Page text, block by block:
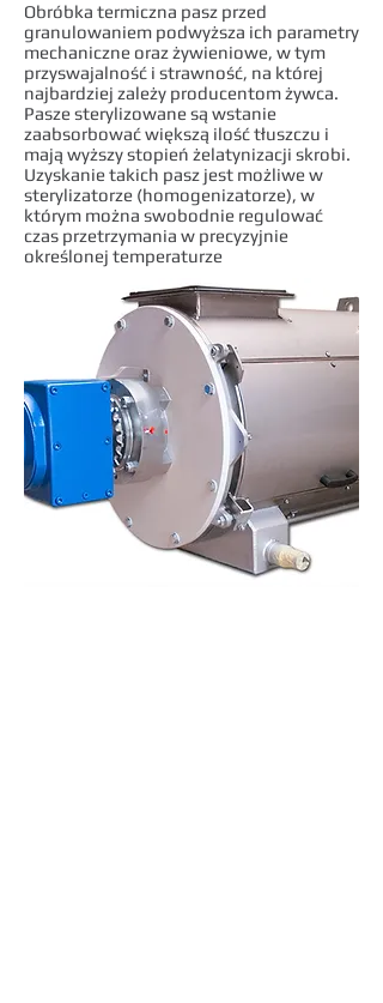
Obróbka termiczna pasz przed
granulowaniem podwyższa ich parametry
mechaniczne oraz żywieniowe, w tym
przyswajalność i strawność, na której
najbardziej zależy producentom żywca.
Pasze sterylizowane są wstanie
zaabsorbować większą ilość tłuszczu i
mają wyższy stopień żelatynizacji skrobi.
Uzyskanie takich pasz jest możliwe w
sterylizatorze (homogenizatorze), w
którym można swobodnie regulować
czas przetrzymania w precyzyjnie
określonej temperaturze